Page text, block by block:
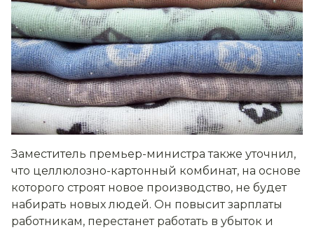
Заместитель премьер-министра также уточнил,
что целлюлозно-картонный комбинат, на основе
которого строят новое производство, не будет
набирать новых людей. Он повысит зарплаты
работникам, перестанет работать в убыток и